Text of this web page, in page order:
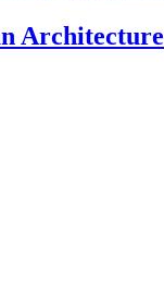
Architecture